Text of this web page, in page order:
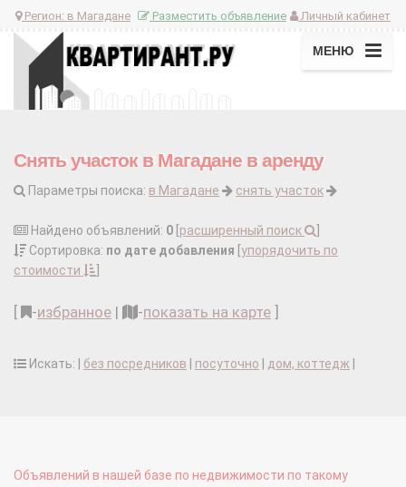
Регион: в Магадане Личный кабинет
Разместить объявление
МЕНЮ
Снять участок в Магадане в аренду
Параметры поиска: в Магадане снять участок
Найдено объявлений: 0 расширенный поиск
Сортировка: по дате добавления упорядочить по
стоимости
-избранное | -показать на карте
Искать: | без посредников посуточно дом, коттедж
Объявлений в нашей базе по недвижимости по такому